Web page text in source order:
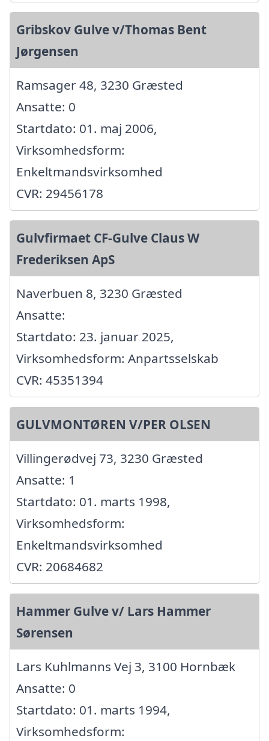
Gribskov Gulve v/Thomas Bent
Jørgensen
Ramsager 48, 3230 Græsted
Ansatte: 0
Startdato: 01. maj 2006,
Virksomhedsform:
Enkeltmandsvirksomhed
CVR: 29456178
Gulvfirmaet CF-Gulve Claus W
Frederiksen ApS
Naverbuen 8, 3230 Græsted
Ansatte:
Startdato: 23. januar 2025,
Virksomhedsform: Anpartsselskab
CVR: 45351394
GULVMONTØREN V/PER OLSEN
Villingerødvej 73, 3230 Græsted
Ansatte: 1
Startdato: 01. marts 1998,
Virksomhedsform:
Enkeltmandsvirksomhed
CVR: 20684682
Hammer Gulve v/ Lars Hammer
Sørensen
Lars Kuhlmanns Vej 3, 3100 Hornbæk
Ansatte: 0
Startdato: 01. marts 1994,
Virksomhedsform: